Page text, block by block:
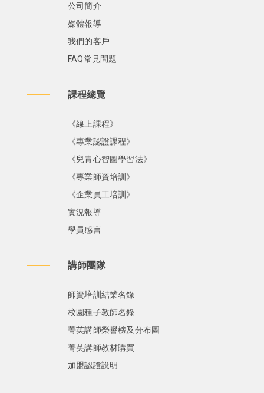
公司簡介
媒體報導
我們的客戶
FAQ常見問題
課程總覽
《線上課程》
《專業認證課程》
《兒青心智圖學習法》
《專業師資培訓》
《企業員工培訓》
實況報導
學員感言
講師團隊
師資培訓結業名錄
校園種子教師名錄
菁英講師榮譽榜及分布圖
菁英講師教材購買
加盟認證說明